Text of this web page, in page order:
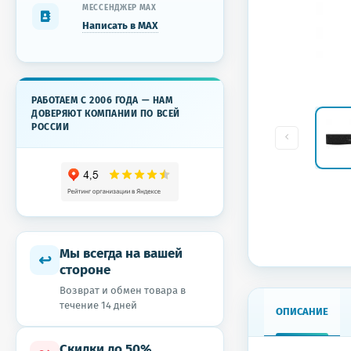
ОПИСАНИЕ
МЕССЕНДЖЕР MAX
Написать в MAX
РАБОТАЕМ С 2006 ГОДА — НАМ
ДОВЕРЯЮТ КОМПАНИИ ПО ВСЕЙ
РОССИИ
↩ Мы всегда на вашей
стороне
Возврат и обмен товара в
течение 14 дней